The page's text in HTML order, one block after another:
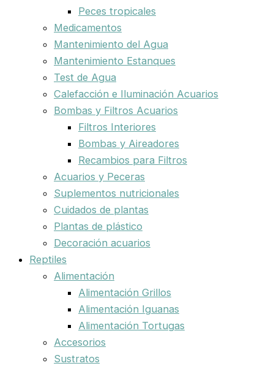
Peces tropicales
Medicamentos
Mantenimiento del Agua
Mantenimiento Estanques
Test de Agua
Calefacción e Iluminación Acuarios
Bombas y Filtros Acuarios
Filtros Interiores
Bombas y Aireadores
Recambios para Filtros
Acuarios y Peceras
Suplementos nutricionales
Cuidados de plantas
Plantas de plástico
Decoración acuarios
Reptiles
Alimentación
Alimentación Grillos
Alimentación Iguanas
Alimentación Tortugas
Accesorios
Sustratos